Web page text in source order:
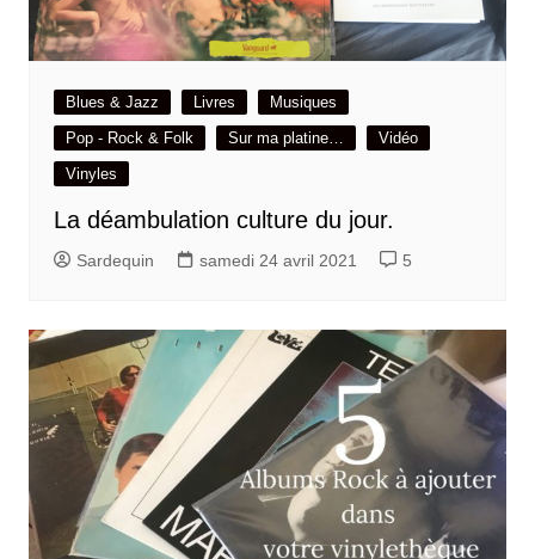
Blues & Jazz Livres
Musiques
Pop - Rock & Folk
Sur ma platine…
Vidéo
Vinyles
La déambulation culture du jour.
Sardequin samedi 24 avril 2021 5